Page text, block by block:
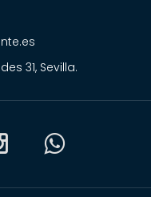
31, Sevilla.